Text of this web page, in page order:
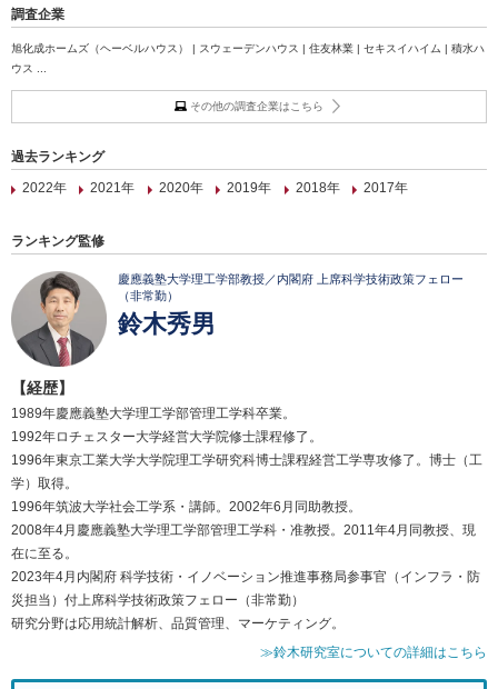
調査企業
旭化成ホームズ（ヘーベルハウス） | スウェーデンハウス | 住友林業 | セキスイハイム | 積水ハ
ウス ...
その他の調査企業はこちら
過去ランキング
2022年
2021年 2020年 2019年 2018年 2017年
ランキング監修
慶應義塾大学理工学部教授／内閣府 上席科学技術政策フェロー
（非常勤）
鈴木秀男
【経歴】
1989年慶應義塾大学理工学部管理工学科卒業。
1992年ロチェスター大学経営大学院修士課程修了。
1996年東京工業大学大学院理工学研究科博士課程経営工学専攻修了。博士（工
学）取得。
1996年筑波大学社会工学系・講師。2002年6月同助教授。
2008年4月慶應義塾大学理工学部管理工学科・准教授。2011年4月同教授、現
在に至る。
2023年4月内閣府 科学技術・イノベーション推進事務局参事官（インフラ・防
災担当）付上席科学技術政策フェロー（非常勤）
研究分野は応用統計解析、品質管理、マーケティング。
≫鈴木研究室についての詳細はこちら